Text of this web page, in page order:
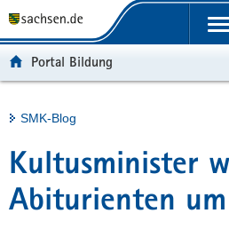
t
b
e
r
u
n
h
a
e
v
c
e
Portalübergreifende
Portal Bildung
Hauptinhalt
SMK-Blog
Kultusminister
Abiturienten